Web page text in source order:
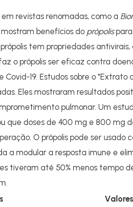
revistas renomadas, como a
mostram benefícios do própolis
tem propriedades
o própolis ser eficaz contra
Covid-19. Estudos sobre o "Extrato
Eles mostraram resultados
pulmonar. Um
que doses de 400 mg e 800 mg
O própolis pode ser usado
a modular a resposta imune e
tiveram até 50% menos tempo
Valores